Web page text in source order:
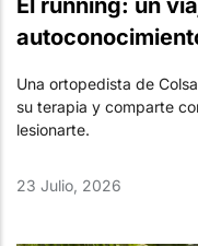
El running: un
Una ortopedista de
su terapia y comparte
lesionarte.
23 Julio, 2026